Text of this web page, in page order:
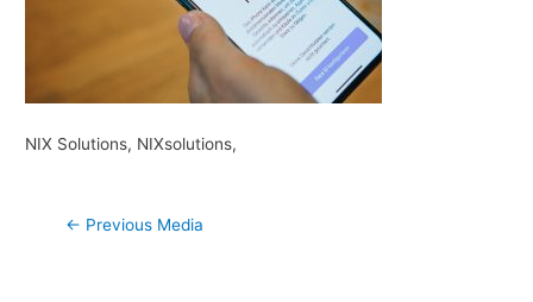
NIX Solutions, NIXsolutions,
Post
← Previous Media